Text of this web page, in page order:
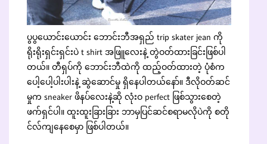
ပွပွယောင်းယောင်း ဘောင်းဘီအရှည် trip skater jean ကို
ရိုးရိုးရှင်းရှင်းပဲ t shirt အဖြူလေးနဲ့ တွဲဝတ်ထားခြင်းဖြစ်ပါ
တယ်။ တီရှပ်ကို ဘောင်းဘီထဲကို ထည့်ဝတ်ထားတဲ့ ပုံစံက
ပေါ့ပေါ့ပါးပါးနဲ့ ဆွဲဆောင်မှု ရှိနေပါတယ်နော်။ ဒီလိုဝတ်ဆင်
မှုက sneaker ဖိနပ်လေးနဲ့ဆို လုံးဝ perfect ဖြစ်သွားစေတဲ့
ဖက်ရှင်ပါ။ ထူးထူးခြားခြား ဘာမှပြင်ဆင်စရာမလိုပဲကို စတို
င်လ်ကျနေစေမှာ ဖြစ်ပါတယ်။